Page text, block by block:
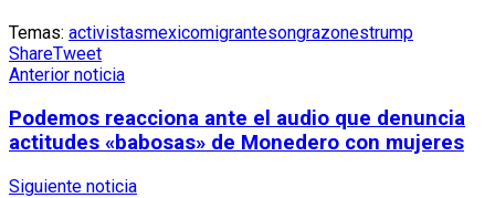
Temas: activistasmexicomigrantesongrazonestrump
ShareTweet
Anterior noticia
Podemos reacciona ante el audio que denuncia
actitudes «babosas» de Monedero con mujeres
Siguiente noticia